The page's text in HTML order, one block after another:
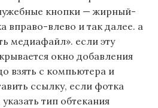
кнопки — жирный-
вправо-влево и так далее. а
медиафайл». если эту
окно добавления
взять с компьютера и
ссылку, если фотка
тип обтекания